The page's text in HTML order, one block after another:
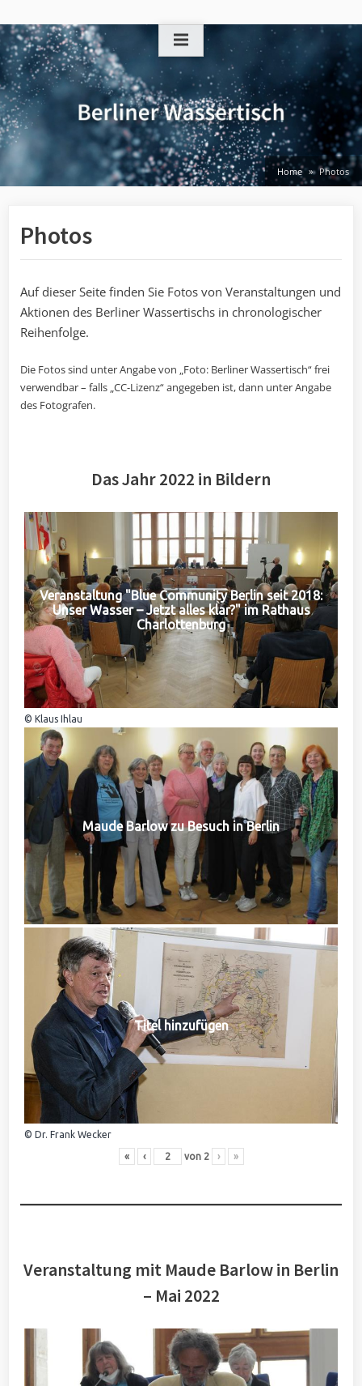
to
content
Home Photos
Photos
Auf dieser Seite finden Sie Fotos von Veranstaltungen und
Aktionen des Berliner Wassertischs in chronologischer
Reihenfolge.
Die Fotos sind unter Angabe von „Foto: Berliner Wassertisch“ frei
verwendbar – falls „CC-Lizenz“ angegeben ist, dann unter Angabe
des Fotografen.
Das Jahr 2022 in Bildern
Veranstaltung "Blue Community Berlin seit 2018:
Unser Wasser – Jetzt alles klar?" im Rathaus
Charlottenburg
© Klaus Ihlau
Maude Barlow zu Besuch in Berlin
Titel hinzufügen
© Dr. Frank Wecker
« ‹ von 2 › »
Veranstaltung mit Maude Barlow in Berlin
– Mai 2022